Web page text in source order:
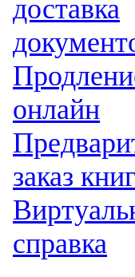
доставка
онлайн
заказ
справка